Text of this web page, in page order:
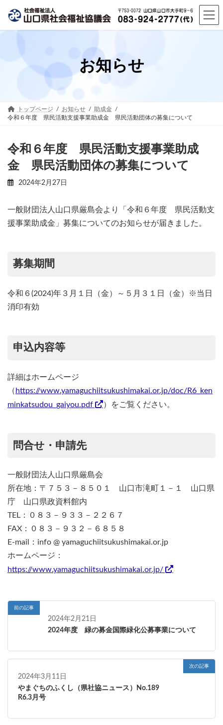
お知らせ
トップページ お知らせ
助成金
令和６年度 県民活動支援事業助成金 県民活動団体の募集について
令和６年度 県民活動支援事業助成
金 県民活動団体の募集について
2024年2月27日
一般財団法人山口県厳島会より「令和６年度 県民活動支
援事業助成金」募集についてのお知らせが届きました。
募集期間
令和６(2024)年３月１日（金）～５月３１日（金）※当日
消印有効
申込内容等
詳細はホームページ
（ https://www.yamaguchiitsukushimakai.or.jp/doc/R6_ken
minkatsudou_gaiyou.pdf
）をご覧ください。
問合せ・申請先
一般財団法人山口県厳島会
所在地：〒７５３－８５０１ 山口市滝町１－１ 山口県
庁 山口県政資料館内
TEL：０８３－９３３－２２６７
FAX：０８３－９３２－６８５８
E-mail：info @ yamaguchiitsukushimakai.or.jp
ホームページ：
https://www.yamaguchiitsukushimakai.or.jp/
前の記事
2024年度 緑の募金国際緑化公募事業について
2024年2月21日
次の記事
やまぐちのふくし（県社協ニュース）No.189
R6.3月号
2024年3月11日